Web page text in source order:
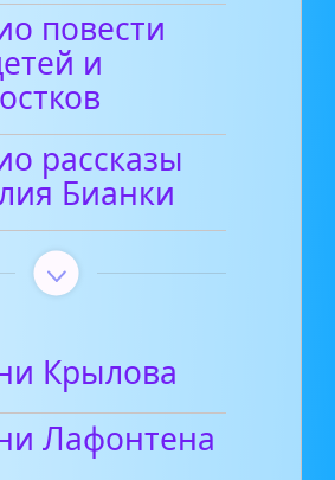
повести
и
рассказы
Бианки
Крылова
Лафонтена